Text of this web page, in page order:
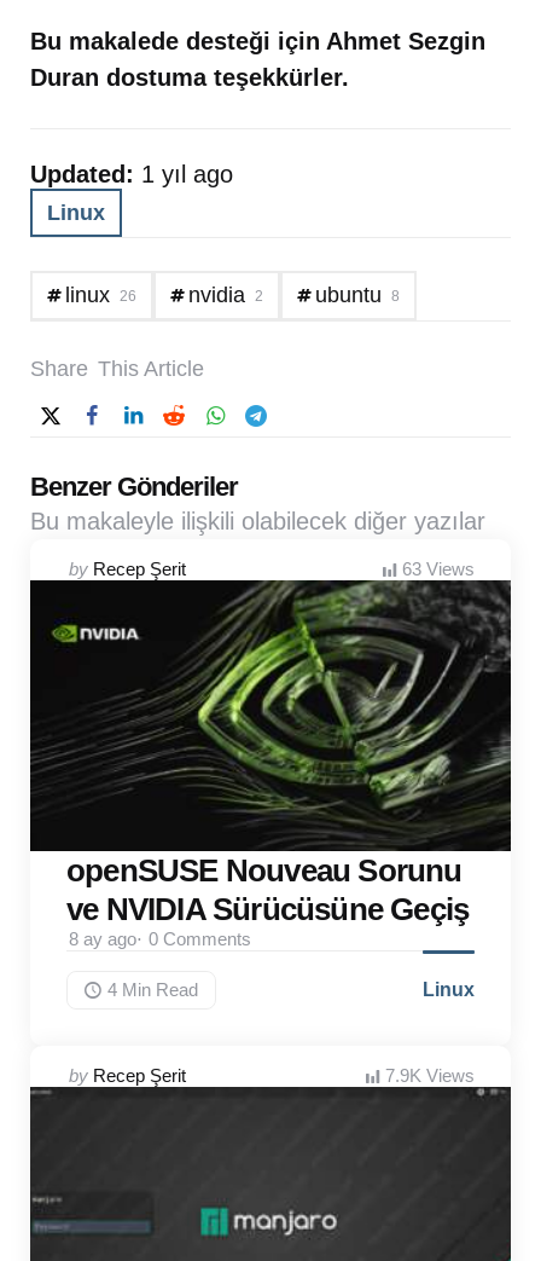
Bu makalede desteği için Ahmet Sezgin
Duran dostuma teşekkürler.
Updated: 1 yıl ago
Linux
linux 26 nvidia 2 ubuntu 8
Share This Article
Benzer Gönderiler
Bu makaleyle ilişkili olabilecek diğer yazılar
Posted
by Recep Şerit 63 Views
openSUSE Nouveau Sorunu
ve NVIDIA Sürücüsüne Geçiş
8 ay ago 0 Comments
4 Min Read Linux
Posted
by Recep Şerit 7.9K Views